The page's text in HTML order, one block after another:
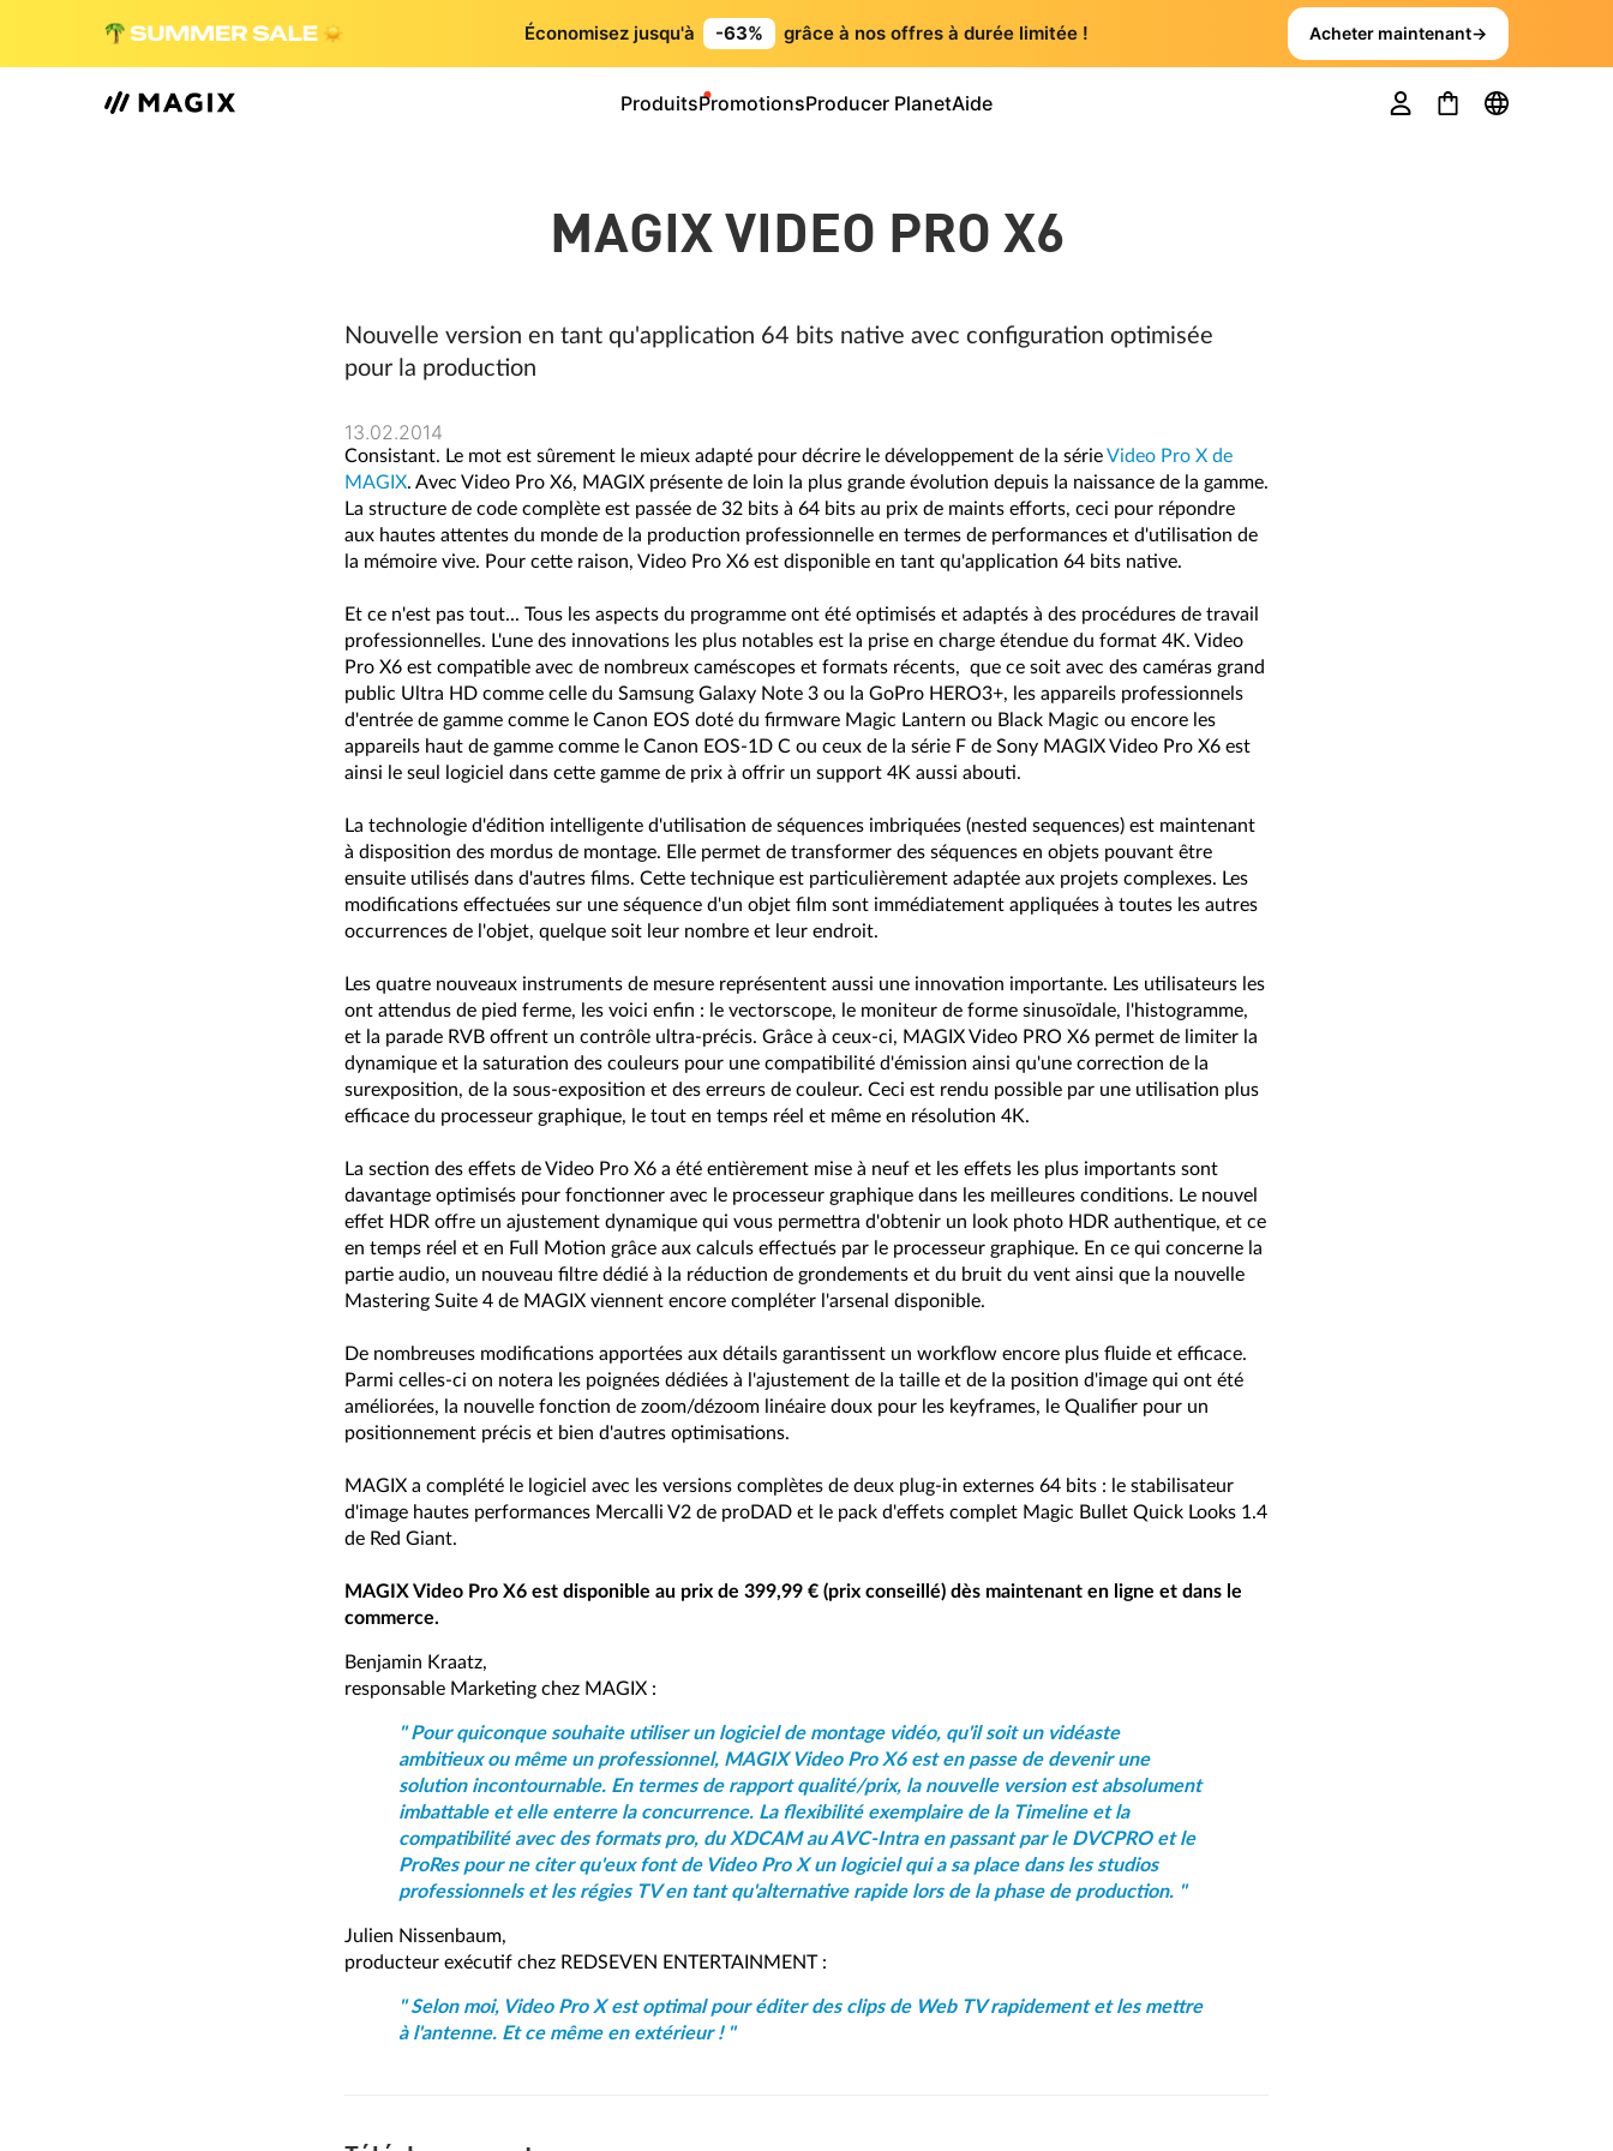
Économisez jusqu'à -63% grâce à nos offres à durée limitée ! Acheter maintenant→
ProduitsPromotionsProducer PlanetAide
MAGIX VIDEO PRO X6
Nouvelle version en tant qu'application 64 bits native avec configuration optimisée
pour la production
13.02.2014
Consistant. Le mot est sûrement le mieux adapté pour décrire le développement de la sérieVideo Pro X de
MAGIX. Avec Video Pro X6, MAGIX présente de loin la plus grande évolution depuis la naissance de la gamme.
La structure de code complète est passée de 32 bits à 64 bits au prix de maints efforts, ceci pour répondre
aux hautes attentes du monde de la production professionnelle en termes de performances et d'utilisation de
la mémoire vive. Pour cette raison, Video Pro X6 est disponible en tant qu'application 64 bits native.
Et ce n'est pas tout... Tous les aspects du programme ont été optimisés et adaptés à des procédures de travail
professionnelles. L'une des innovations les plus notables est la prise en charge étendue du format 4K. Video
Pro X6 est compatible avec de nombreux caméscopes et formats récents, que ce soit avec des caméras grand
public Ultra HD comme celle du Samsung Galaxy Note 3 ou la GoPro HERO3+, les appareils professionnels
d'entrée de gamme comme le Canon EOS doté du firmware Magic Lantern ou Black Magic ou encore les
appareils haut de gamme comme le Canon EOS-1D C ou ceux de la série F de Sony MAGIX Video Pro X6 est
ainsi le seul logiciel dans cette gamme de prix à offrir un support 4K aussi abouti.
La technologie d'édition intelligente d'utilisation de séquences imbriquées (nested sequences) est maintenant
à disposition des mordus de montage. Elle permet de transformer des séquences en objets pouvant être
ensuite utilisés dans d'autres films. Cette technique est particulièrement adaptée aux projets complexes. Les
modifications effectuées sur une séquence d'un objet film sont immédiatement appliquées à toutes les autres
occurrences de l'objet, quelque soit leur nombre et leur endroit.
Les quatre nouveaux instruments de mesure représentent aussi une innovation importante. Les utilisateurs les
ont attendus de pied ferme, les voici enfin : le vectorscope, le moniteur de forme sinusoïdale, l'histogramme,
et la parade RVB offrent un contrôle ultra-précis. Grâce à ceux-ci, MAGIX Video PRO X6 permet de limiter la
dynamique et la saturation des couleurs pour une compatibilité d'émission ainsi qu'une correction de la
surexposition, de la sous-exposition et des erreurs de couleur. Ceci est rendu possible par une utilisation plus
efficace du processeur graphique, le tout en temps réel et même en résolution 4K.
La section des effets de Video Pro X6 a été entièrement mise à neuf et les effets les plus importants sont
davantage optimisés pour fonctionner avec le processeur graphique dans les meilleures conditions. Le nouvel
effet HDR offre un ajustement dynamique qui vous permettra d'obtenir un look photo HDR authentique, et ce
en temps réel et en Full Motion grâce aux calculs effectués par le processeur graphique. En ce qui concerne la
partie audio, un nouveau filtre dédié à la réduction de grondements et du bruit du vent ainsi que la nouvelle
Mastering Suite 4 de MAGIX viennent encore compléter l'arsenal disponible.
De nombreuses modifications apportées aux détails garantissent un workflow encore plus fluide et efficace.
Parmi celles-ci on notera les poignées dédiées à l'ajustement de la taille et de la position d'image qui ont été
améliorées, la nouvelle fonction de zoom/dézoom linéaire doux pour les keyframes, le Qualifier pour un
positionnement précis et bien d'autres optimisations.
MAGIX a complété le logiciel avec les versions complètes de deux plug-in externes 64 bits : le stabilisateur
d'image hautes performances Mercalli V2 de proDAD et le pack d'effets complet Magic Bullet Quick Looks 1.4
de Red Giant.
MAGIX Video Pro X6 est disponible au prix de 399,99 € (prix conseillé) dès maintenant en ligne et dans le
commerce.
Benjamin Kraatz,
responsable Marketing chez MAGIX :
" Pour quiconque souhaite utiliser un logiciel de montage vidéo, qu'il soit un vidéaste
ambitieux ou même un professionnel, MAGIX Video Pro X6 est en passe de devenir une
solution incontournable. En termes de rapport qualité/prix, la nouvelle version est absolument
imbattable et elle enterre la concurrence. La flexibilité exemplaire de la Timeline et la
compatibilité avec des formats pro, du XDCAM au AVC-Intra en passant par le DVCPRO et le
ProRes pour ne citer qu'eux font de Video Pro X un logiciel qui a sa place dans les studios
professionnels et les régies TV en tant qu'alternative rapide lors de la phase de production. "
Julien Nissenbaum,
producteur exécutif chez REDSEVEN ENTERTAINMENT :
" Selon moi, Video Pro X est optimal pour éditer des clips de Web TV rapidement et les mettre
à l'antenne. Et ce même en extérieur ! "